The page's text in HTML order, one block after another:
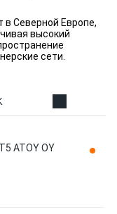
в Северной Европе,
высокий
сети.
ATOY OY